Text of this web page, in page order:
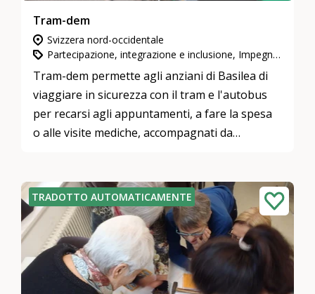
Tram-dem
Svizzera nord-occidentale
Partecipazione, integrazione e inclusione, Impegno in attività di utilità pubblica
Tram-dem permette agli anziani di Basilea di
viaggiare in sicurezza con il tram e l'autobus
per recarsi agli appuntamenti, a fare la spesa
o alle visite mediche, accompagnati da
TRADOTTO AUTOMATICAMENTE